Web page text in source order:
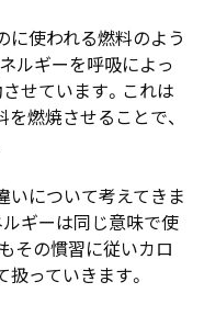
に使われる燃料のよう
ルギーを呼吸によっ
せています。これは
燃焼させることで、
いについて考えてきま
ギーは同じ意味で使
その慣習に従いカロ
っていきます。